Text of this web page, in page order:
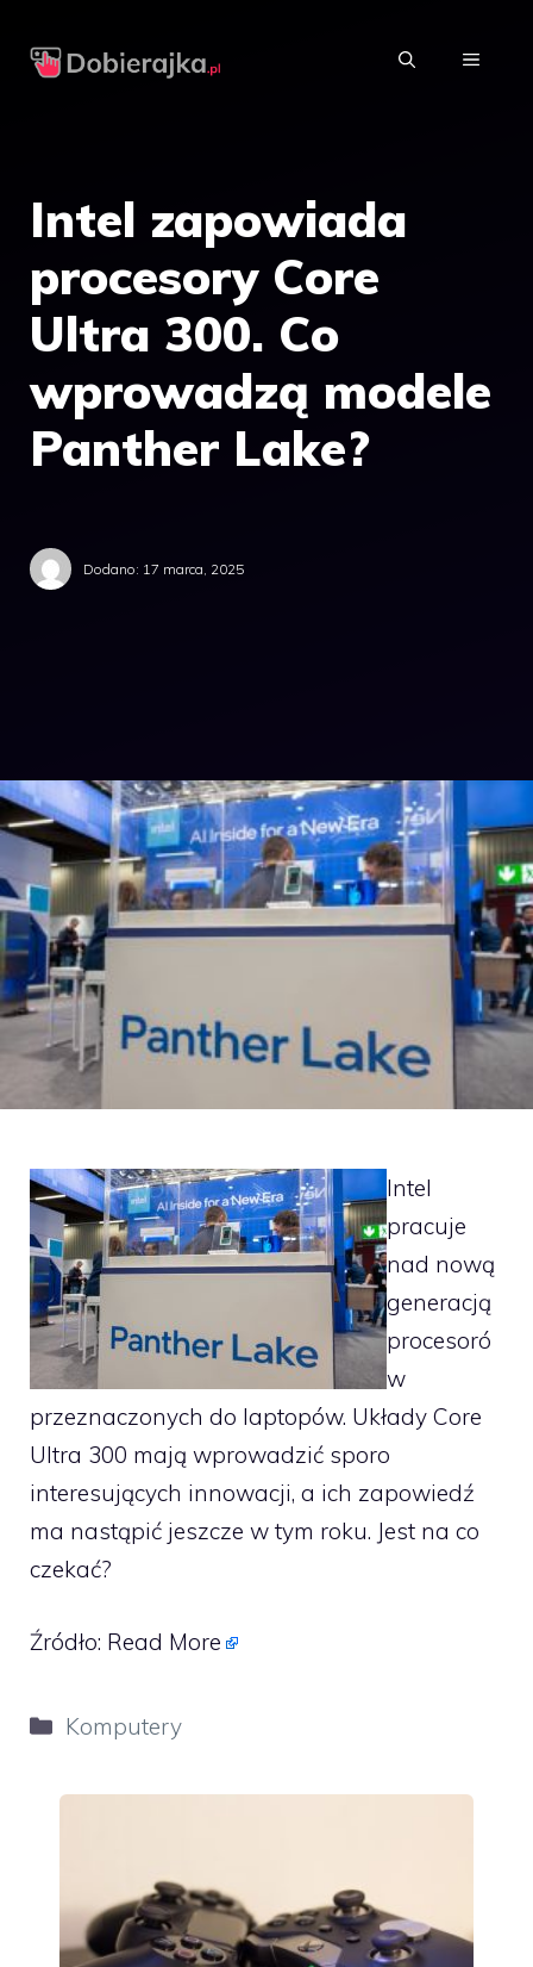
MENU
Intel zapowiada
procesory Core
Ultra 300. Co
wprowadzą modele
Panther Lake?
Dodano: 17 marca, 2025
Intel
pracuje
nad nową
generacją
procesoró
w
przeznaczonych do laptopów. Układy Core
Ultra 300 mają wprowadzić sporo
interesujących innowacji, a ich zapowiedź
ma nastąpić jeszcze w tym roku. Jest na co
czekać?
Źródło: Read More
Kategorie
Komputery